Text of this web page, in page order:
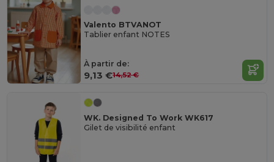
Valento BTVANOT
Tablier enfant NOTES
À partir de:
9,13 €14,52 €
WK. Designed To Work WK617
Gilet de visibilité enfant